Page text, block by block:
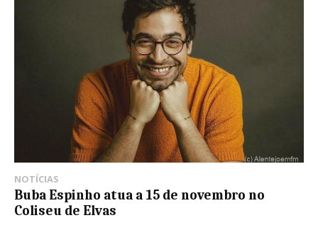
NOTÍCIAS
Buba Espinho atua a 15 de novembro no
Coliseu de Elvas